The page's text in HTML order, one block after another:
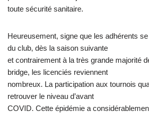
toute sécurité sanitaire.
Heureusement, signe que les adhérents
du club, dès la saison suivante
et contrairement à la très grande majorité
bridge, les licenciés reviennent
nombreux. La participation aux tournois
retrouver le niveau d’avant
COVID. Cette épidémie a